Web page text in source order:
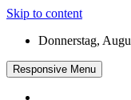
Skip to content
Donnerstag,
Responsive Menu